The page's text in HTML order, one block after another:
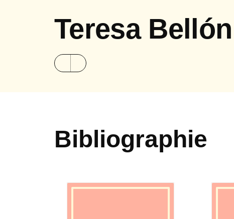
Teresa Bellón
Bibliographie